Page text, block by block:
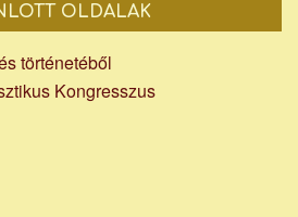
OLDALAK
történetéből
Kongresszus